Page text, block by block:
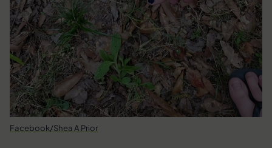
Facebook/Shea A Prior